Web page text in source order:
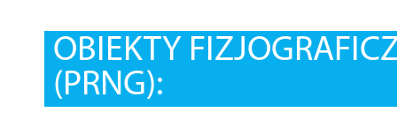
OBIEKTY
(PRNG):